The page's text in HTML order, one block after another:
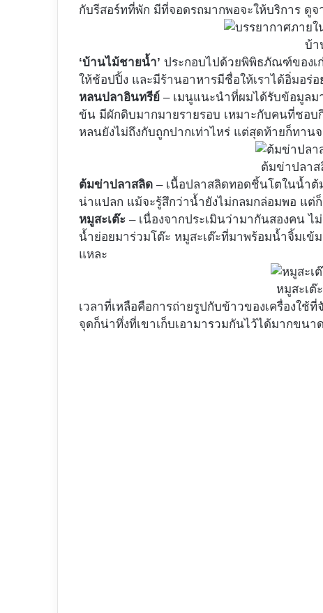
กับรีสอร์ทที่พัก มีที่จอดรถมากพอจะให้บริการ ดู
บ้า
‘บ้านไม้ชายน้ำ’ ประกอบไปด้วยพิพิธภัณฑ์ของเ
ให้ช้อปปิ้ง และมีร้านอาหารมีชื่อให้เราได้อิ่มอร่
หลนปลาอินทรีย์ – เมนูแนะนำที่ผมได้รับข้อมูลม
ข้น มีผักดิบมากมายรายรอบ เหมาะกับคนที่ชอบ
หลนยังไม่ถึงกับถูกปากเท่าไหร่ แต่สุดท้ายก็ทานจ
ต้มข่าปลา
ต้มข่าปลาสลิด – เนื้อปลาสลิดทอดชิ้นโตในน้ำต้
น่าแปลก แม้จะรู้สึกว่าน้ำยังไม่กลมกล่อมพอ แต่
หมูสะเต๊ะ – เนื่องจากประเมินว่ามากันสองคน ไ
น้ำย่อยมาร่วมโต๊ะ หมูสะเต๊ะที่มาพร้อมน้ำจิ้มเ
แหละ
หมูสะเต๊
เวลาที่เหลือคือการถ่ายรูปกับข้าวของเครื่องใ
จุดก็น่าทึ่งที่เขาเก็บเอามารวมกันไว้ได้มากขนา